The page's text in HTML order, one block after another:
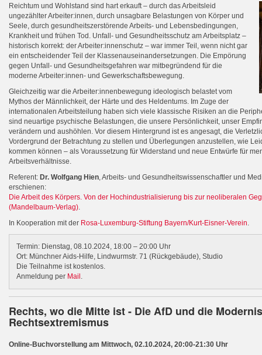
Reichtum und Wohlstand sind hart erkauft – durch das Arbeitsleid
ungezählter Arbeiter:innen, durch unsagbare Belastungen von Körper und
Seele, durch gesundheitszerstörende Arbeits- und Lebensbedingungen,
Krankheit und frühen Tod. Unfall- und Gesundheitsschutz am Arbeitsplatz –
historisch korrekt: der Arbeiter:innenschutz – war immer Teil, wenn nicht gar
ein entscheidender Teil der Klassenauseinandersetzungen. Die Empörung
gegen Unfall- und Gesundheitsgefahren war mitbegründend für die
moderne Arbeiter:innen- und Gewerkschaftsbewegung.
Gleichzeitig war die Arbeiter:innenbewegung ideologisch belastet vom
Mythos der Männlichkeit, der Härte und des Heldentums. Im Zuge der
internationalen Arbeitsteilung haben sich viele klassische Risiken an die
sind neuartige psychische Belastungen, die unsere Persönlichkeit, unser
verändern und aushöhlen. Vor diesem Hintergrund ist es angesagt, die
Vordergrund der Betrachtung zu stellen und Überlegungen anzustellen, wie
kommen können – als Voraussetzung für Widerstand und neue Entwürfe für
Arbeitsverhältnisse.
Referent: Dr. Wolfgang Hien , Arbeits- und Gesundheitswissenschaftler und
erschienen:
Die Arbeit des Körpers. Von der Hochindustrialisierung bis zur neoliberalen
(Mandelbaum-Verlag)
In Kooperation mit der Rosa-Luxemburg-Stiftung Bayern/Kurt-Eisner-Verein
Termin: Dienstag, 08.10.2024, 18:00 – 20:00 Uhr
Ort: Münchner Aids-Hilfe, Lindwurmstr. 71 (Rückgebäude), Studio
Die Teilnahme ist kostenlos.
Anmeldung per Mail
Rechts, wo die Mitte ist - Die AfD und die
Rechtsextremismus
Online-Buchvorstellung am Mittwoch, 02.10.2024, 20:00-21:30 Uhr